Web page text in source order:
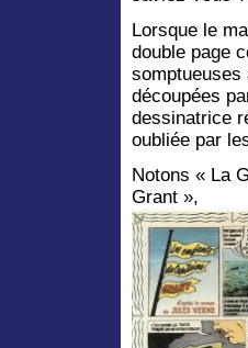
Lorsque le
double page
somptueuses
découpées
dessinatrice
oubliée par
Notons « La
Grant »,